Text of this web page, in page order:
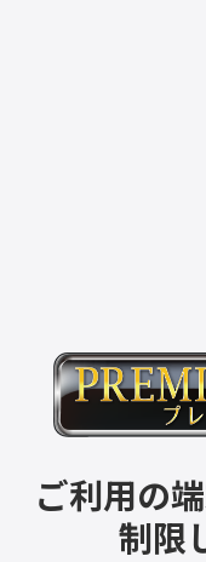
ご利用の
制限